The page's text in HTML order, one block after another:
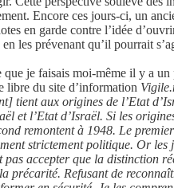
Encore ces jours-ci, un
en garde contre l’idée
les prévenant qu’il pourrait
je faisais moi-même il y a un
libre du site d’information
tient aux origines de l’Etat
et l’Etat d’Israël. Si les
remontent à 1948. Le
strictement politique. Or les
accepter que la distinction
précarité. Refusant de